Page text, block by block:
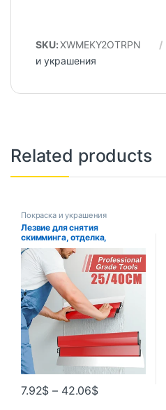
SKU:XWMEKY2OTRPN
и украшения
Related products
Покраска и украшения
Лезвие для снятия
скимминга, отделка,
разглаживание, ударный
нож, прочная штукатурка,
лезвие для гипсокартона,
инструменты для
штукатурки стен
7.92$ – 42.06$